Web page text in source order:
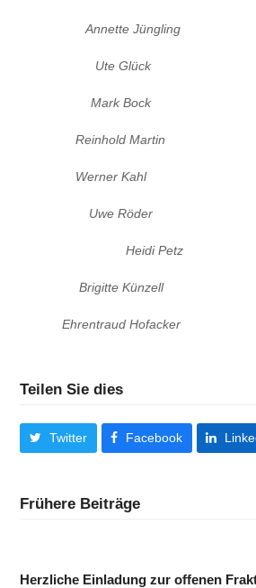
Annette Jüngling
Ute Glück
Mark Bock
Reinhold Martin
Werner Kahl
Uwe Röder
Heidi Petz
Brigitte Künzell
Ehrentraud Hofacker
Teilen Sie dies
Twitter Facebook
Frühere Beiträge
Herzliche Einladung zur offenen